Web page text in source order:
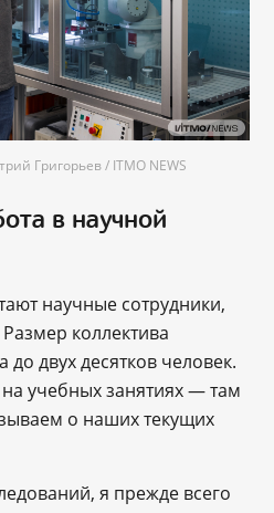
Григорьев / ITMO NEWS
в научной
научные сотрудники,
коллектива
до двух десятков человек.
учебных занятиях — там
о наших текущих
я прежде всего